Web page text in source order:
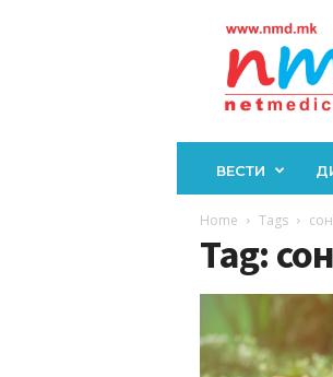
ВЕСТИ
Home Tags
Tag: